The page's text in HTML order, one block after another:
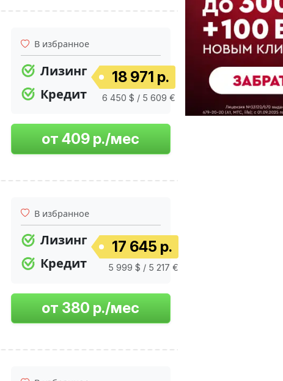
В избранное
Лизинг
Кредит
18 971 р.
6 450 $ / 5 609 €
В избранное
Лизинг
Кредит
17 645 р.
5 999 $ / 5 217 €